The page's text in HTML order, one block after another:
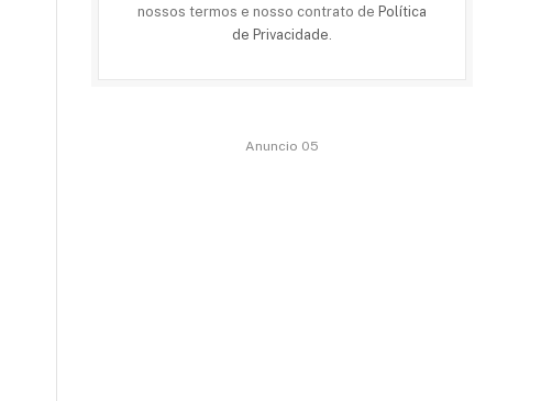
nossos termos e nosso contrato de Política
de Privacidade
Anuncio 05